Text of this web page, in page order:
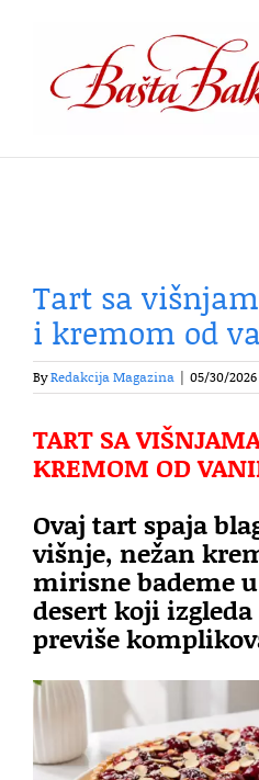
content
Tart sa
i kremom od
ByRedakcija Magazina 05/30/2026
TART SA
KREMOM OD
Ovaj tart spaja
višnje, nežan
mirisne bademe
desert koji
previše